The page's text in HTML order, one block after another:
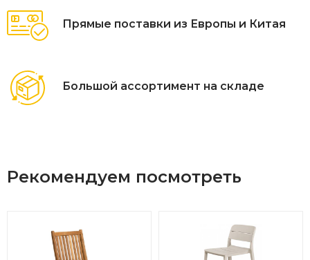
Прямые поставки из Европы и Китая
Большой ассортимент на складе
Рекомендуем посмотреть